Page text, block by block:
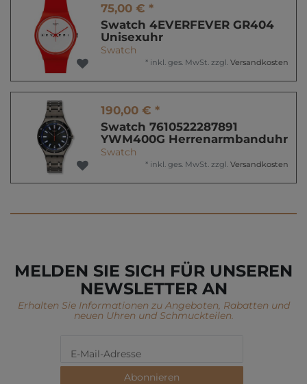
75,00 € *
Swatch 4EVERFEVER GR404
Unisexuhr
Swatch
* inkl. ges. MwSt. zzgl. Versandkosten
190,00 € *
Swatch 7610522287891
YWM400G Herrenarmbanduhr
Swatch
* inkl. ges. MwSt. zzgl. Versandkosten
MELDEN SIE SICH FÜR UNSEREN
NEWSLETTER AN
Erhalten Sie Informationen zu Angeboten, Rabatten und
neuen Uhren und Schmuckteilen.
Abonnieren